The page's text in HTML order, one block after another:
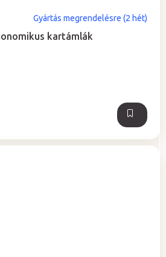
kartámlák
Gyártás megrendelésre (2 hét)